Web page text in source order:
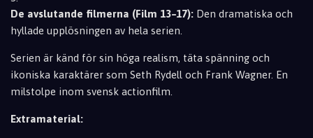
De avslutande filmerna (Film 13–17): Den dramatiska och
hyllade upplösningen av hela serien.
Serien är känd för sin höga realism, täta spänning och
ikoniska karaktärer som Seth Rydell och Frank Wagner. En
milstolpe inom svensk actionfilm.
Extramaterial: